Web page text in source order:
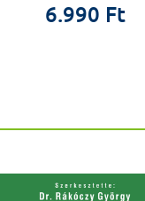
6.990 Ft